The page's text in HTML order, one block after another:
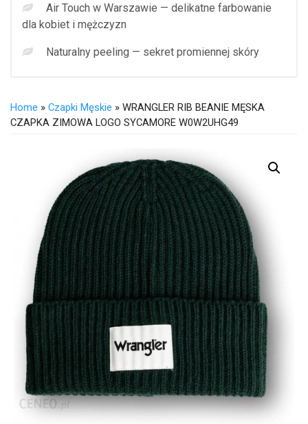
Air Touch w Warszawie — delikatne farbowanie
dla kobiet i mężczyzn
Naturalny peeling — sekret promiennej skóry
Home » Czapki Męskie » WRANGLER RIB BEANIE MĘSKA
CZAPKA ZIMOWA LOGO SYCAMORE W0W2UHG49